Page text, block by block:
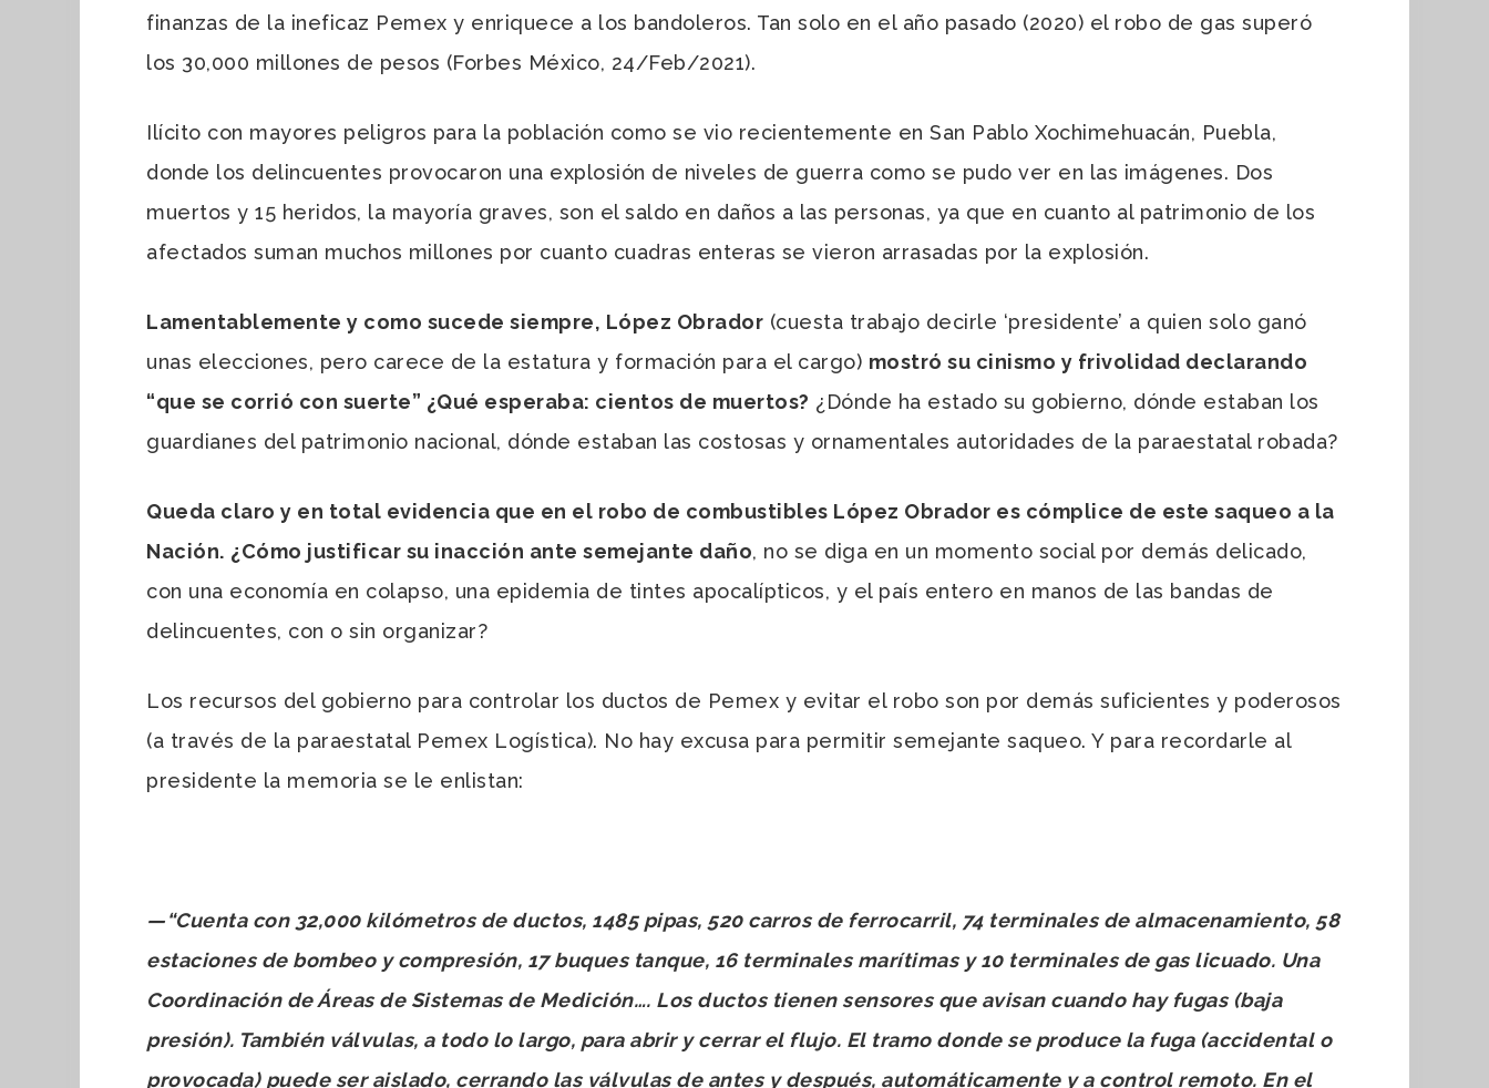
finanzas de la ineficaz Pemex y enriquece a los bandoleros. Tan solo en el año pasado (2020) el robo de gas superó
los 30,000 millones de pesos (Forbes México, 24/Feb/2021).
Ilícito con mayores peligros para la población como se vio recientemente en San Pablo Xochimehuacán, Puebla,
donde los delincuentes provocaron una explosión de niveles de guerra como se pudo ver en las imágenes. Dos
muertos y 15 heridos, la mayoría graves, son el saldo en daños a las personas, ya que en cuanto al patrimonio de los
afectados suman muchos millones por cuanto cuadras enteras se vieron arrasadas por la explosión.
Lamentablemente y como sucede siempre, López Obrador (cuesta trabajo decirle ‘presidente’ a quien solo ganó
unas elecciones, pero carece de la estatura y formación para el cargo) mostró su cinismo y frivolidad declarando
“que se corrió con suerte” ¿Qué esperaba: cientos de muertos? ¿Dónde ha estado su gobierno, dónde estaban los
guardianes del patrimonio nacional, dónde estaban las costosas y ornamentales autoridades de la paraestatal robada?
Queda claro y en total evidencia que en el robo de combustibles López Obrador es cómplice de este saqueo a la
Nación. ¿Cómo justificar su inacción ante semejante daño, no se diga en un momento social por demás delicado,
con una economía en colapso, una epidemia de tintes apocalípticos, y el país entero en manos de las bandas de
delincuentes, con o sin organizar?
Los recursos del gobierno para controlar los ductos de Pemex y evitar el robo son por demás suficientes y poderosos
(a través de la paraestatal Pemex Logística). No hay excusa para permitir semejante saqueo. Y para recordarle al
presidente la memoria se le enlistan:
—“Cuenta con 32,000 kilómetros de ductos, 1485 pipas, 520 carros de ferrocarril, 74 terminales de almacenamiento, 58
estaciones de bombeo y compresión, 17 buques tanque, 16 terminales marítimas y 10 terminales de gas licuado. Una
Coordinación de Áreas de Sistemas de Medición…. Los ductos tienen sensores que avisan cuando hay fugas (baja
presión). También válvulas, a todo lo largo, para abrir y cerrar el flujo. El tramo donde se produce la fuga (accidental o
provocada) puede ser aislado, cerrando las válvulas de antes y después, automáticamente y a control remoto. En el